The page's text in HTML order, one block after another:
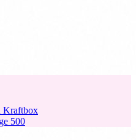
Kraftbox
500